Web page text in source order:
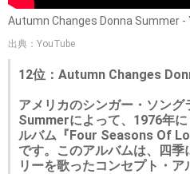
Autumn Changes Donna Summer -
出典：YouTube
12位：Autumn Changes
アメリカのシンガー・ソン
Summerによって、1976年
ルバム『Four Seasons Of
です。このアルバムは、四
リーを歌ったコンセプト・ア